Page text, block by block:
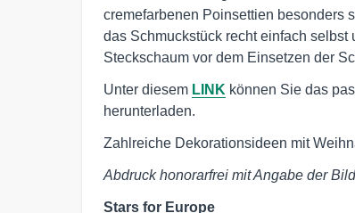
cremefarbenen Poinsettien besonders
das Schmuckstück recht einfach
Steckschaum vor dem Einsetzen der
Unter diesem LINK können Sie das
herunterladen.
Zahlreiche Dekorationsideen mit
Abdruck honorarfrei mit Angabe der
Stars for Europe